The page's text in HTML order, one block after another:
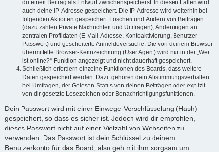
du einen Beitrag als Entwurf zwischenspeicherst. In diesen Fällen wird
auch deine IP-Adresse gespeichert. Die IP-Adresse wird weiterhin bei
folgenden Aktionen gespeichert: Löschen und Ändern von Beiträgen
(dazu zählen Private Nachrichten und Umfragen), Änderungen an
zentralen Profildaten (E-Mail-Adresse, Kontoaktivierung, Benutzer-
Passwort) und gescheiterte Anmeldeversuche. Die von deinem Browser
übermittelte Browser-Kennzeichnung (User Agent) wird nur in der „Wer
ist online?“-Funktion angezeigt und nicht dauerhaft gespeichert.
Schließlich erfordern einzelne Funktionen des Boards, dass weitere
Daten gespeichert werden. Dazu gehören dein Abstimmungsverhalten
bei Umfragen, der Gelesen-Status von deinen Beiträgen oder explizit
von dir gesetzte Lesezeichen oder Benachrichtigungsfunktionen.
Dein Passwort wird mit einer Einwege-Verschlüsselung (Hash)
gespeichert, so dass es sicher ist. Jedoch wird dir empfohlen,
dieses Passwort nicht auf einer Vielzahl von Webseiten zu
verwenden. Das Passwort ist dein Schlüssel zu deinem
Benutzerkonto für das Board, also geh mit ihm sorgsam um.